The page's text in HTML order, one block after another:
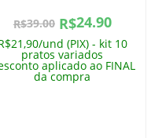
R$39.00 R$24.90
und (PIX) - kit 10
pratos variados
aplicado ao FINAL
da compra